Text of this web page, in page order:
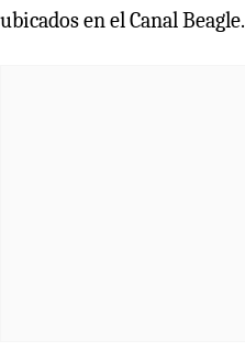
ubicados en el Canal Beagle.